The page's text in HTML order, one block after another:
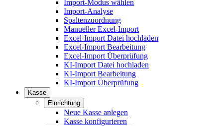
Import-Modus wählen
Import-Analyse
Spaltenzuordnung
Manueller Excel-Import
Excel-Import Datei hochladen
Excel-Import Bearbeitung
Excel-Import Überprüfung
KI-Import Datei hochladen
KI-Import Bearbeitung
KI-Import Überprüfung
Kasse
Einrichtung
Neue Kasse anlegen
Kasse konfigurieren